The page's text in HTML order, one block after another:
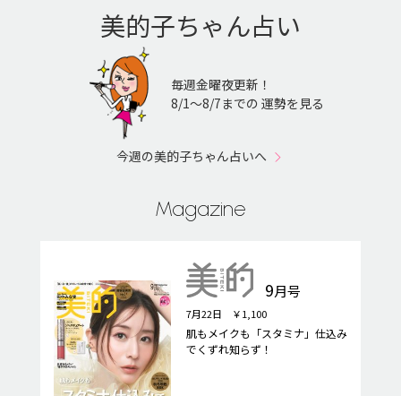
美的子ちゃん占い
毎週金曜夜更新！
8/1〜8/7までの 運勢を見る
今週の美的子ちゃん占いへ
Magazine
9月号
7月22日 ￥1,100
肌もメイクも「スタミナ」仕込み
でくずれ知らず！